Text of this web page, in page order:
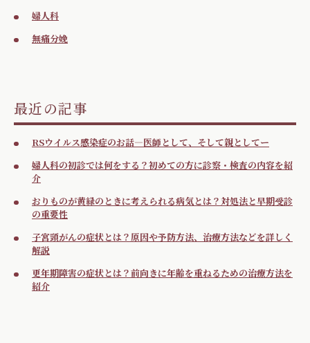
婦人科
無痛分娩
最近の記事
RSウイルス感染症のお話―医師として、そして親としてー
婦人科の初診では何をする？初めての方に診察・検査の内容を紹
介
おりものが黄緑のときに考えられる病気とは？対処法と早期受診
の重要性
子宮頸がんの症状とは？原因や予防方法、治療方法などを詳しく
解説
更年期障害の症状とは？前向きに年齢を重ねるための治療方法を
紹介